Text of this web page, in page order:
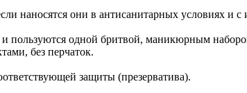
наносятся они в антисанитарных условиях и
пользуются одной бритвой, маникюрным
без перчаток.
защиты (презерватива).